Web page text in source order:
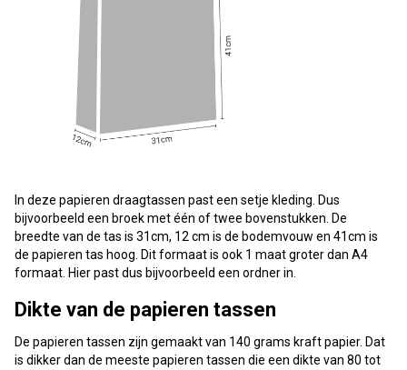
In deze papieren draagtassen past een setje kleding. Dus
bijvoorbeeld een broek met één of twee bovenstukken. De
breedte van de tas is 31cm, 12 cm is de bodemvouw en 41cm is
de papieren tas hoog. Dit formaat is ook 1 maat groter dan A4
formaat. Hier past dus bijvoorbeeld een ordner in.
Dikte van de papieren tassen
De papieren tassen zijn gemaakt van 140 grams kraft papier. Dat
is dikker dan de meeste papieren tassen die een dikte van 80 tot